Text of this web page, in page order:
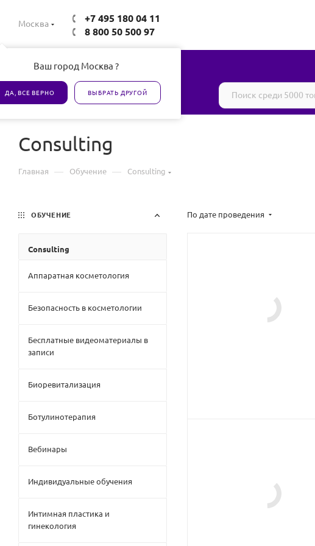
Москва
Ваш город Москва ?
ДА, ВСЕ ВЕРНО ВЫБРАТЬ ДРУГОЙ
+7 495 180 04 11
8 800 50 500 97
Все товары сертифицированы
Consulting
Главная — Обучение — Consulting
По дате проведения
ОБУЧЕНИЕ
Consulting
Аппаратная косметология
Безопасность в косметологии
Бесплатные видеоматериалы в
записи
Биоревитализация
Ботулинотерапия
Вебинары
Индивидуальные обучения
Интимная пластика и
гинекология